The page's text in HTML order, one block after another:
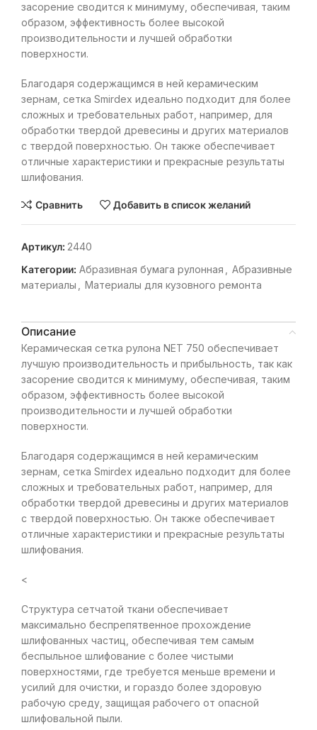
засорение сводится к минимуму, обеспечивая, таким
образом, эффективность более высокой
производительности и лучшей обработки
поверхности.
Благодаря содержащимся в ней керамическим
зернам, сетка Smirdex идеально подходит для более
сложных и требовательных работ, например, для
обработки твердой древесины и других материалов
с твердой поверхностью. Он также обеспечивает
отличные характеристики и прекрасные результаты
шлифования.
Сравнить Добавить в список желаний
Артикул: 2440
Категории: Абразивная бумага рулонная
Абразивные
материалы
Материалы для кузовного ремонта
Описание
Керамическая сетка рулона NET 750 обеспечивает
лучшую производительность и прибыльность, так как
засорение сводится к минимуму, обеспечивая, таким
образом, эффективность более высокой
производительности и лучшей обработки
поверхности.
Благодаря содержащимся в ней керамическим
зернам, сетка Smirdex идеально подходит для более
сложных и требовательных работ, например, для
обработки твердой древесины и других материалов
с твердой поверхностью. Он также обеспечивает
отличные характеристики и прекрасные результаты
шлифования.
<
Структура сетчатой ткани обеспечивает
максимально беспрепятвенное прохождение
шлифованных частиц, обеспечивая тем самым
беспыльное шлифование с более чистыми
поверхностями, где требуется меньше времени и
усилий для очистки, и гораздо более здоровую
рабочую среду, защищая рабочего от опасной
шлифовальной пыли.